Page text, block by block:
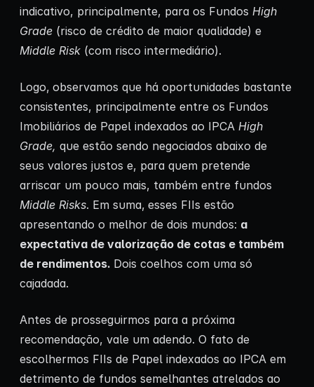
indicativo, principalmente, para os Fundos High
Grade (risco de crédito de maior qualidade) e
Middle Risk (com risco intermediário).
Logo, observamos que há oportunidades bastante
consistentes, principalmente entre os Fundos
Imobiliários de Papel indexados ao IPCA High
Grade, que estão sendo negociados abaixo de
seus valores justos e, para quem pretende
arriscar um pouco mais, também entre fundos
Middle Risks. Em suma, esses FIIs estão
apresentando o melhor de dois mundos: a
expectativa de valorização de cotas e também
de rendimentos. Dois coelhos com uma só
cajadada.
Antes de prosseguirmos para a próxima
recomendação, vale um adendo. O fato de
escolhermos FIIs de Papel indexados ao IPCA em
detrimento de fundos semelhantes atrelados ao